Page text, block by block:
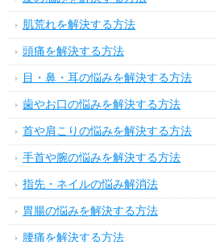
腕がつる原因と痛みを緩
すぐ使える!捻挫したとき
5つの方法
カテゴリー
生活環境を整える方法
美肌をキープする方法